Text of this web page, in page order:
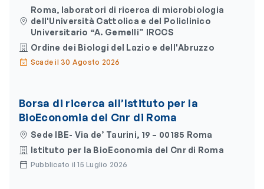
Roma, laboratori di ricerca di microbiologia
dell'Università Cattolica e del Policlinico
Universitario “A. Gemelli” IRCCS
Ordine dei Biologi del Lazio e dell'Abruzzo
Scade il 30 Agosto 2026
Borsa di ricerca all’Istituto per la
BioEconomia del Cnr di Roma
Sede IBE- Via de’ Taurini, 19 – 00185 Roma
Istituto per la BioEconomia del Cnr di Roma
Pubblicato il 15 Luglio 2026